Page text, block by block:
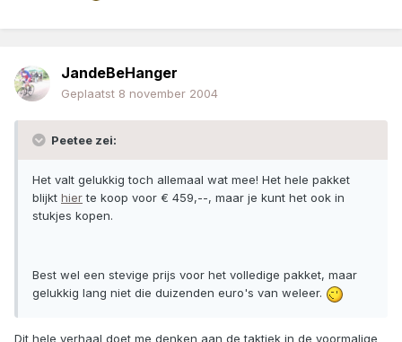
JandeBeHanger
Geplaatst 8 november 2004
Peetee zei:
Het valt gelukkig toch allemaal wat mee! Het hele pakket
blijkt hierte koop voor € 459,--, maar je kunt het ook in
stukjes kopen.
Best wel een stevige prijs voor het volledige pakket, maar
gelukkig lang niet die duizenden euro's van weleer.
Dit hele verhaal doet me denken aan de taktiek in de voormalige